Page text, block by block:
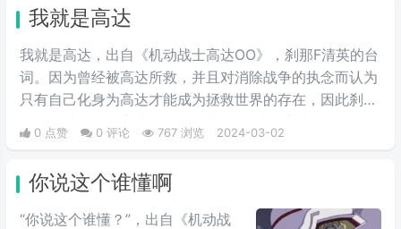
我就是高达
我就是高达，出自《机动战士高达OO》，刹那F清英的台
词。因为曾经被高达所救，并且对消除战争的执念而认为
只有自己化身为高达才能成为拯救世界的存在，因此刹那
的理念就是化作高达，最终说出了“我就是高达”的台词。
当时非常流行的梗，因为很有趣而被广泛流传，也是高达
0 点赞 0 评论 767 浏览 2024-03-02
你说这个谁懂啊
“你说这个谁懂？”，出自《机动战